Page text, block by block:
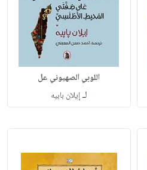
اللوبي الصهيوني عل
لـإيلان بابيه